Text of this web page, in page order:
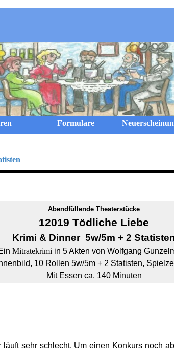
Menü überspringen
Formulare
Abendfüllende Theaterstücke
12019 Tödliche Liebe
Krimi & Dinner5w/5m + 2
Mitratekrimi in 5 Akten von Wolfgang
10 Rollen 5w/5m + 2 Statisten,
Mit Essen ca. 140 Minuten
sehr schlecht. Um einen Konkurs noch